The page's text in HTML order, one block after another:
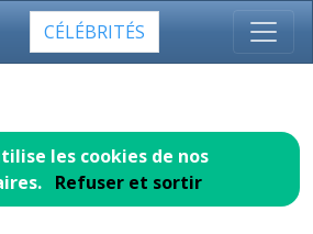
les cookies de nos
Refuser et sortir
CÉLÉBRITÉS